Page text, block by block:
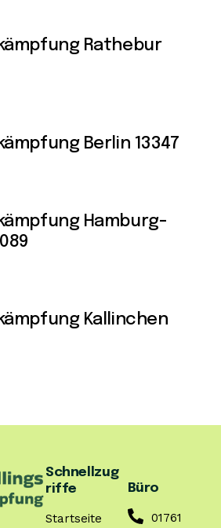
Rathebur
Berlin 13347
Hamburg-
Kallinchen
Schnellzug
riffe
Startseite
Büro
01761